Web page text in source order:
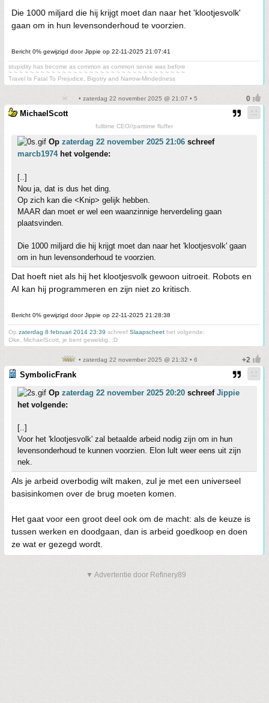
Die 1000 miljard die hij krijgt moet dan naar het 'klootjesvolk'
gaan om in hun levensonderhoud te voorzien.
Bericht 0% gewijzigd door Jippie op 22-11-2025 21:07:41
stupidity has become as common as common sense was before
~ ~ ~ ~ ~ ~ ~ ~ ~ ~ ~ ~ ~ ~ ~ ~ ~ ~ ~ ~ ~ ~ ~ ~ ~ ~ ~ ~ ~ ~ ~ ~ ~
Travel Is Fatal To Prejudice, Bigotry and Narrow-Mindedness
• zaterdag 22 november 2025 @ 21:07 • 5
MichaelScott
fulltime CEO//parttime fluffer
Op zaterdag 22 november 2025 21:06 schreef
marcb1974het volgende:
[..]
Nou ja, dat is dus het ding.
Op zich kan die <Knip> gelijk hebben.
MAAR dan moet er wel een waanzinnige herverdeling gaan
plaatsvinden.
Die 1000 miljard die hij krijgt moet dan naar het 'klootjesvolk' gaan
om in hun levensonderhoud te voorzien.
Dat hoeft niet als hij het klootjesvolk gewoon uitroeit. Robots en
AI kan hij programmeren en zijn niet zo kritisch.
Bericht 0% gewijzigd door Jippie op 22-11-2025 21:28:38
Op zaterdag 8 februari 2014 23:39 schreef Slaapscheet het volgende:
Oke, MichaelScott, je bent geweldig. :D
• zaterdag 22 november 2025 @ 21:32 • 6
SymbolicFrank
Op zaterdag 22 november 2025 20:20 schreef Jippie
het volgende:
[..]
Voor het 'klootjesvolk' zal betaalde arbeid nodig zijn om in hun
levensonderhoud te kunnen voorzien. Elon lult weer eens uit zijn
nek.
Als je arbeid overbodig wilt maken, zul je met een universeel
basisinkomen over de brug moeten komen.
Het gaat voor een groot deel ook om de macht: als de keuze is
tussen werken en doodgaan, dan is arbeid goedkoop en doen
ze wat er gezegd wordt.
▼ Advertentie door Refinery89